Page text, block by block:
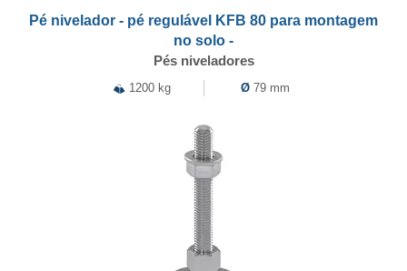
Pé nivelador - pé regulável KFB 80 para montagem
no solo -
Pés niveladores
1200 kg Ø 79 mm